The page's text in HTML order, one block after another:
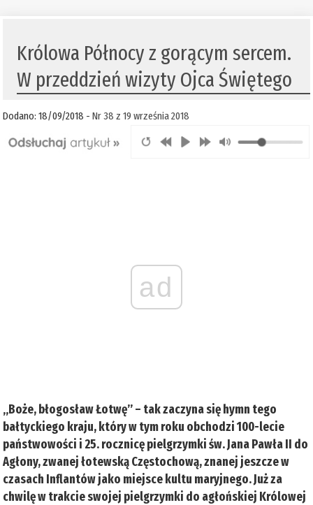
Królowa Północy z gorącym sercem.
W przeddzień wizyty Ojca Świętego
Dodano: 18/09/2018 -Nr 38 z 19 września 2018
ad
„Boże, błogosław Łotwę” – tak zaczyna się hymn tego
bałtyckiego kraju, który w tym roku obchodzi 100-lecie
państwowości i 25. rocznicę pielgrzymki św. Jana Pawła II do
Agłony, zwanej łotewską Częstochową, znanej jeszcze w
czasach Inflantów jako miejsce kultu maryjnego. Już za
chwilę w trakcie swojej pielgrzymki do agłońskiej Królowej